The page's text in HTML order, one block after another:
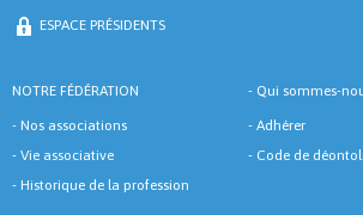
ESPACE PRÉSIDENTS
NOTRE FÉDÉRATION - Qui sommes-
- Nos associations - Adhérer
- Vie associative - Code de
- Historique de la profession